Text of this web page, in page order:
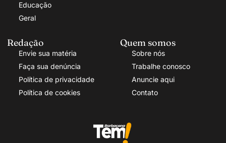
Educação
Geral
Redação
Envie sua matéria
Faça sua denúncia
Política de privacidade
Política de cookies
Quem somos
Sobre nós
Trabalhe conosco
Anuncie aqui
Contato